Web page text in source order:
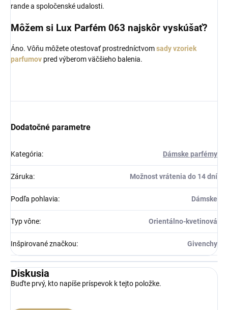
rande a spoločenské udalosti.
Môžem si Lux Parfém 063 najskôr vyskúšať?
Áno. Vôňu môžete otestovať prostredníctvomsady vzoriek
parfumov pred výberom väčšieho balenia.
Dodatočné parametre
Kategória: Dámske parfémy
Záruka: Možnost vrátenia do 14 dní
Podľa pohlavia: Dámske
Typ vône: Orientálno-kvetinová
Inšpirované značkou: Givenchy
Diskusia
Buďte prvý, kto napíše príspevok k tejto položke.